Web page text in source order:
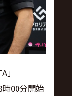
」
時00分開始